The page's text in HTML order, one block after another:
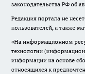
законодательства РФ об
Редакция портала не
пользователей, а также
«На информационном
технологии
информации на основе
относящихся к